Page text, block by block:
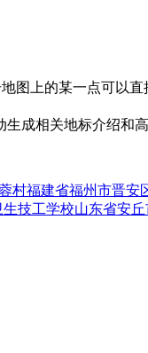
图上的某一点可以直
成相关地标介绍和高
村福建省福州市晋安
技工学校山东省安